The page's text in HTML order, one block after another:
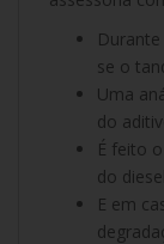
se o
Uma
do
É feito
do
E em